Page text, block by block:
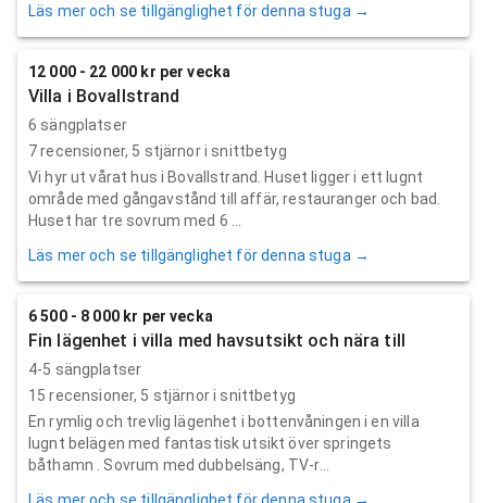
Läs mer och se tillgänglighet för denna stuga →
12 000 - 22 000 kr per vecka
Villa i Bovallstrand
6 sängplatser
7recensioner, 5 stjärnor i snittbetyg
Vi hyr ut vårat hus i Bovallstrand. Huset ligger i ett lugnt
område med gångavstånd till affär, restauranger och bad.
Huset har tre sovrum med 6 ...
Läs mer och se tillgänglighet för denna stuga →
6 500 - 8 000 kr per vecka
Fin lägenhet i villa med havsutsikt och nära till
4-5 sängplatser
15 recensioner, 5 stjärnor i snittbetyg
En rymlig och trevlig lägenhet i bottenvåningen i en villa
lugnt belägen med fantastisk utsikt över springets
båthamn . Sovrum med dubbelsäng, TV-r...
Läs mer och se tillgänglighet för denna stuga →